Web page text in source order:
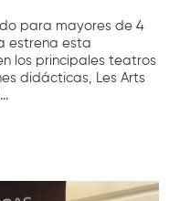
para mayores de 4
estrena esta
los principales teatros
didácticas, Les Arts